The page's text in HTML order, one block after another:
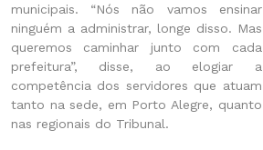
municipais. “Nós não vamos ensinar
ninguém a administrar, longe disso. Mas
queremos caminhar junto com cada
prefeitura”, disse, ao elogiar a
competência dos servidores que atuam
tanto na sede, em Porto Alegre, quanto
nas regionais do Tribunal.